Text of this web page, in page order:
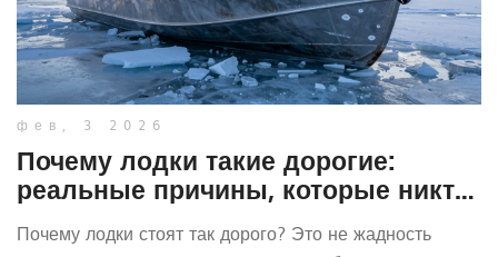
фев, 3 2026
Почему лодки такие дорогие:
реальные причины, которые никто
не говорит
Почему лодки стоят так дорого? Это не жадность